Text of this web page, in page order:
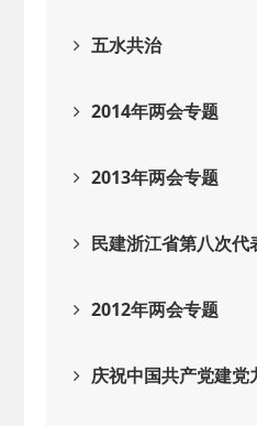
五水共治
2014年两会专题
2013年两会专题
民建浙江省第八次
2012年两会专题
庆祝中国共产党建